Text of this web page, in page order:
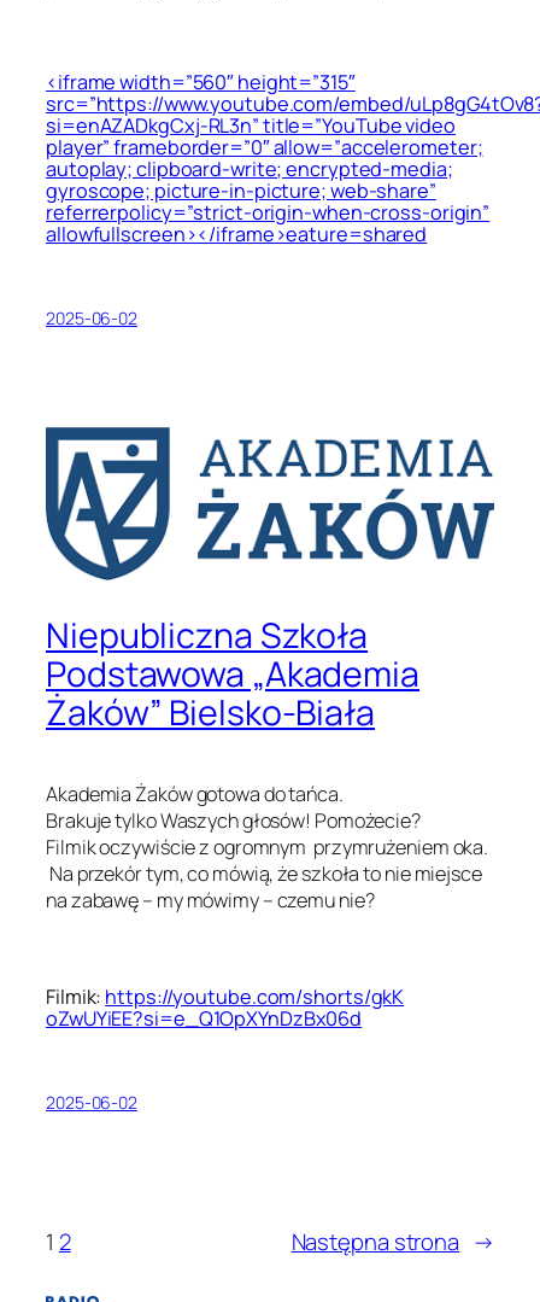
<iframe width=”560″ height=”315″
src=”https://www.youtube.com/embed/
si=enAZADkgCxj-RL3n” title=”YouTube video
player” frameborder=”0″ allow=”accelerometer;
autoplay; clipboard-write; encrypted-media;
gyroscope; picture-in-picture; web-share”
referrerpolicy=”strict-origin-when-cross-origin”
allowfullscreen></iframe>eature=shared
2025-06-02
Niepubliczna Szkoła
Podstawowa „Akademia
Żaków” Bielsko-Biała
Akademia Żaków gotowa do tańca.
Brakuje tylko Waszych głosów! Pomożecie?
Filmik oczywiście z ogromnym przymrużeniem oka.
Na przekór tym, co mówią, że szkoła to nie miejsce
na zabawę – my mówimy – czemu nie?
Filmik: https://youtube.com/shorts/gkK
oZwUYiEE?si=e_Q1OpXYnDzBx06d
2025-06-02
1 2 Następna strona →